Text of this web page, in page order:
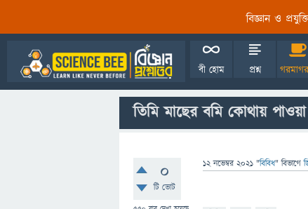
বিজ্ঞান ও
বী হোম প্রশ্ন
তিমি মাছের বমি কোথায়
0
টি ভোট
12 নভেম্বর 2021 "বিবিধ" বিভাগে